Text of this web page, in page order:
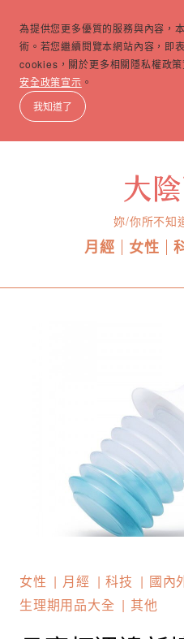
為提供您更多優質的服務與內容，
術。若您繼續閱覽本網站內容，即
cookies，關於更多相關隱私權政
安全政策宣示 。
我知道了
妳/你所不知
月經 女性
女性 月經 科技 國內
生理期用品大全
其他